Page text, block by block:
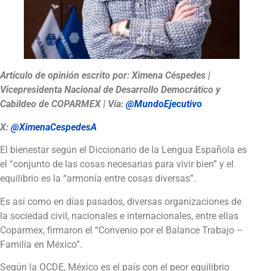
Artículo de opinión escrito por: Ximena Céspedes |
Vicepresidenta Nacional de Desarrollo Democrático y
Cabildeo de COPARMEX | Vía: @MundoEjecutivo
X: @XimenaCespedesA
El bienestar según el Diccionario de la Lengua Española es
el “conjunto de las cosas necesarias para vivir bien” y el
equilibrio es la “armonía entre cosas diversas”.
Es así como en días pasados, diversas organizaciones de
la sociedad civil, nacionales e internacionales, entre ellas
Coparmex, firmaron el “Convenio por el Balance Trabajo –
Familia en México”.
Según la OCDE, México es el país con el peor equilibrio